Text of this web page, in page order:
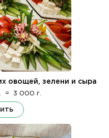
овощей, зелени и сыра
= 3 000 г.